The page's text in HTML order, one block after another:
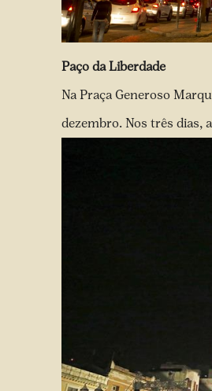
Paço da Liberdade
Na Praça Generoso
dezembro. Nos três dias,